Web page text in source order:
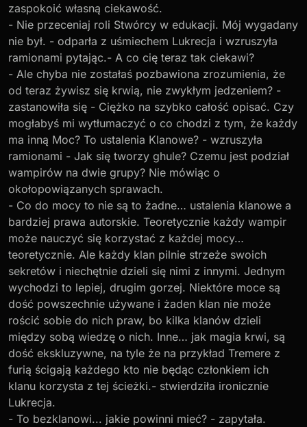
zaspokoić własną ciekawość.
- Nie przeceniaj roli Stwórcy w edukacji. Mój wygadany
nie był. - odparła z uśmiechem Lukrecja i wzruszyła
ramionami pytając.- A co cię teraz tak ciekawi?
- Ale chyba nie zostałaś pozbawiona zrozumienia, że
od teraz żywisz się krwią, nie zwykłym jedzeniem? -
zastanowiła się - Ciężko na szybko całość opisać. Czy
mogłabyś mi wytłumaczyć o co chodzi z tym, że każdy
ma inną Moc? To ustalenia Klanowe? - wzruszyła
ramionami - Jak się tworzy ghule? Czemu jest podział
wampirów na dwie grupy? Nie mówiąc o
okołopowiązanych sprawach.
- Co do mocy to nie są to żadne… ustalenia klanowe a
bardziej prawa autorskie. Teoretycznie każdy wampir
może nauczyć się korzystać z każdej mocy…
teoretycznie. Ale każdy klan pilnie strzeże swoich
sekretów i niechętnie dzieli się nimi z innymi. Jednym
wychodzi to lepiej, drugim gorzej. Niektóre moce są
dość powszechnie używane i żaden klan nie może
rościć sobie do nich praw, bo kilka klanów dzieli
między sobą wiedzę o nich. Inne… jak magia krwi, są
dość ekskluzywne, na tyle że na przykład Tremere z
furią ścigają każdego kto nie będąc członkiem ich
klanu korzysta z tej ścieżki.- stwierdziła ironicznie
Lukrecja.
- To bezklanowi... jakie powinni mieć? - zapytała.